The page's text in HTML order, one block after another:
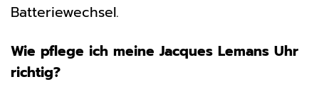
Batteriewechsel.
Wie pflege ich meine Jacques Lemans Uhr
richtig?